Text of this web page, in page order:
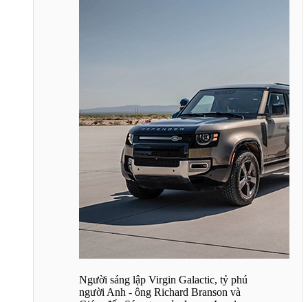
Người sáng lập Virgin Galactic, tỷ phú
người Anh - ông Richard Branson và